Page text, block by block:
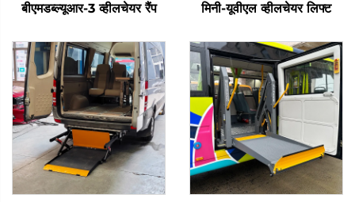
बीएमडब्ल्यूआर-3 व्हीलचेयर रैंप मिनी-यूवीएल व्हीलचेयर लिफ्ट